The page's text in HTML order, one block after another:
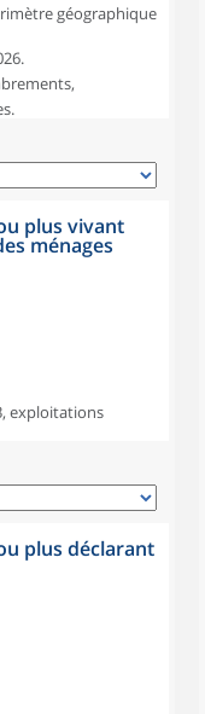
géographique
plus vivant
ménages
exploitations
plus déclarant